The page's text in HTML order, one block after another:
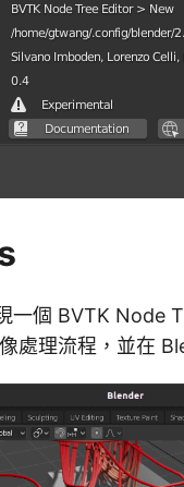
一個 BVTK Node
處理流程，並在